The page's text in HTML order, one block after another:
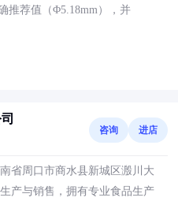
推荐值（Φ5.18mm），并
咨询 进店
省周口市商水县新城区溵川大
产与销售，拥有专业食品生产